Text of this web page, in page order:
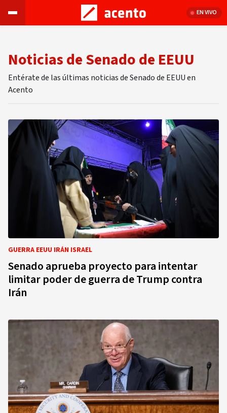
EN VIVO
Noticias de Senado de EEUU
Entérate de las últimas noticias de Senado de EEUU en
Acento
GUERRA EEUU IRÁN ISRAEL
Senado aprueba proyecto para intentar
limitar poder de guerra de Trump contra
Irán